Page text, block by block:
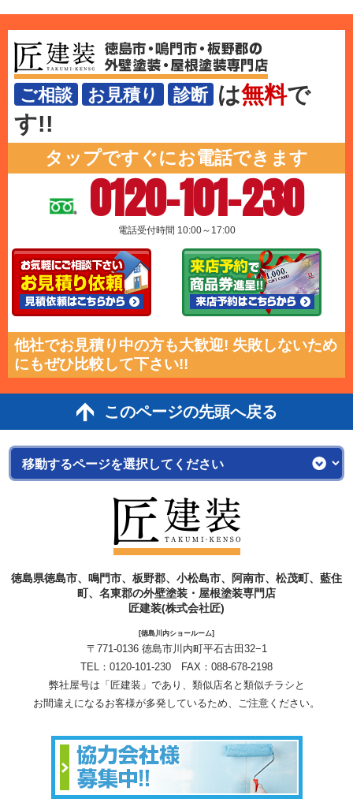
ご相談 お見積り 診断 は無料で
す!!
タップですぐにお電話できます
0120-101-230
電話受付時間 10:00～17:00
他社でお見積り中の方も大歓迎! 失敗しないため
にもぜひ比較して下さい!!
このページの先頭へ戻る
徳島県徳島市、鳴門市、板野郡、小松島市、阿南市、松茂町、藍住
町、名東郡の外壁塗装・屋根塗装専門店
匠建装(株式会社匠)
[徳島川内ショールーム]
〒771-0136 徳島市川内町平石古田32−1
TEL： 0120-101-230 FAX：088-678-2198
弊社屋号は「匠建装」であり、類似店名と類似チラシと
お間違えになるお客様が多発しているため、ご注意ください。